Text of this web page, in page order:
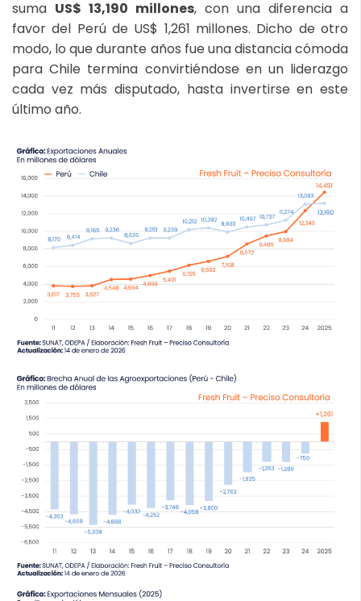
suma US$ 13,190 millones, con una diferencia a
favor del Perú de US$ 1,261 millones. Dicho de otro
modo, lo que durante años fue una distancia cómoda
para Chile termina convirtiéndose en un liderazgo
cada vez más disputado, hasta invertirse en este
último año.